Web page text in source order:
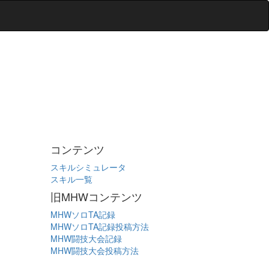
コンテンツ
スキルシミュレータ
スキル一覧
旧MHWコンテンツ
MHWソロTA記録
MHWソロTA記録投稿方法
MHW闘技大会記録
MHW闘技大会投稿方法